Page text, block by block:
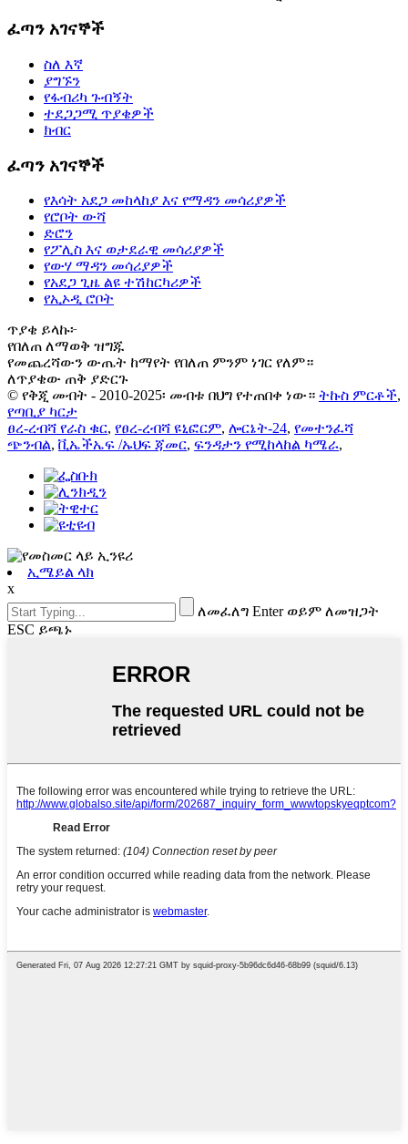
ፈጣን አገናኞች
ስለ እኛ
ያግኙን
የፋብሪካ ጉብኝት
ተደጋጋሚ ጥያቄዎች
ክብር
ፈጣን አገናኞች
የእሳት አደጋ መከላከያ እና የማዳን መሳሪያዎች
የሮቦት ውሻ
ድሮን
የፖሊስ እና ወታደራዊ መሳሪያዎች
የውሃ ማዳን መሳሪያዎች
የአደጋ ጊዜ ልዩ ተሽከርካሪዎች
የኢኦዲ ሮቦት
ጥያቄ ይላኩ፦
የበለጠ ለማወቅ ዝግጁ
የመጨረሻውን ውጤት ከማየት የበለጠ ምንም ነገር የለም።
ለጥያቄው ጠቅ ያድርጉ
© የቅጂ መብት - 2010-2025፡ መብቱ በህግ የተጠበቀ ነው። ትኩስ ምርቶች,
የጣቢያ ካርታ
ፀረ-ረብሻ የራስ ቁር, የፀረ-ረብሻ ዩኒፎርም, ሎርኔት-24, የመተንፈሻ
ጭንብል,ቪኤችኤፍ /ኡህፍ ጃመር, ፍንዳታን የሚከላከል ካሜራ,
ኢሜይል ላክ
x
ለመፈለግ Enter ወይም ለመዝጋት
ESC ይጫኑ